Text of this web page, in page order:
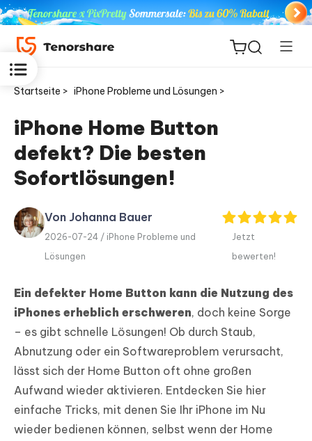
ReiBoot
for iOS
PDNob
PDF
Editor
Neu
Startseite > iPhone Probleme und Lösungen >
iPhone Home Button
defekt? Die besten
Sofortlösungen!
Von Johanna Bauer
2026-07-24 / iPhone Probleme und
Lösungen
Jetzt
bewerten!
Ein defekter Home Button kann die Nutzung des
iPhones erheblich erschweren, doch keine Sorge
– es gibt schnelle Lösungen! Ob durch Staub,
Abnutzung oder ein Softwareproblem verursacht,
lässt sich der Home Button oft ohne großen
Aufwand wieder aktivieren. Entdecken Sie hier
einfache Tricks, mit denen Sie Ihr iPhone im Nu
wieder bedienen können, selbst wenn der Home